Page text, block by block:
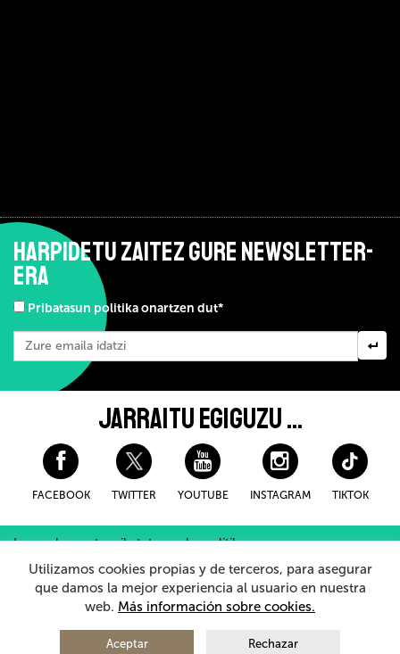
HARPIDETU ZAITEZ GURE NEWSLETTER-
ERA
Pribatasun politika onartzen dut*
JARRAITU EGIGUZU ...
FACEBOOK TWITTER YOUTUBE INSTAGRAM TIKTOK
Lege-oharra eta pribatutasuneko politika
Erosteko Baldintza Orokorroak
Cookieei buruzko politika
Barneko Informazio Sistema
© 2026 - Teatro Arriaga AntzokiaEskubide guztiak erreserbatuta
Utilizamos cookies propias y de terceros, para asegurar
que damos la mejor experiencia al usuario en nuestra
web. Más información sobre cookies.
Aceptar Rechazar